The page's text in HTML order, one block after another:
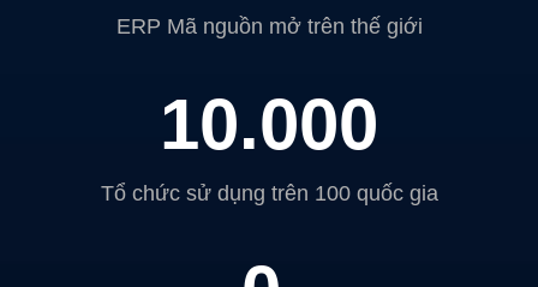
ERP Mã nguồn mở trên thế giới
10.000
Tổ chức sử dụng trên 100 quốc gia